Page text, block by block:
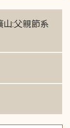
山:父親節系